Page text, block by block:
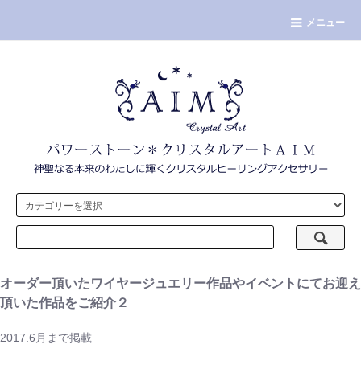
メニュー
オーダー頂いたワイヤージュエリー作品やイベントにてお迎え
頂いた作品をご紹介２
2017.6月まで掲載